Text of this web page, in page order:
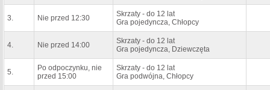
3. Nie przed 12:30
Skrzaty - do 12 lat
Gra pojedyncza, Chłopcy
4. Nie przed 14:00
Skrzaty - do 12 lat
Gra pojedyncza, Dziewczęta
5.
Po odpoczynku, nie
przed 15:00
Skrzaty - do 12 lat
Gra podwójna, Chłopcy